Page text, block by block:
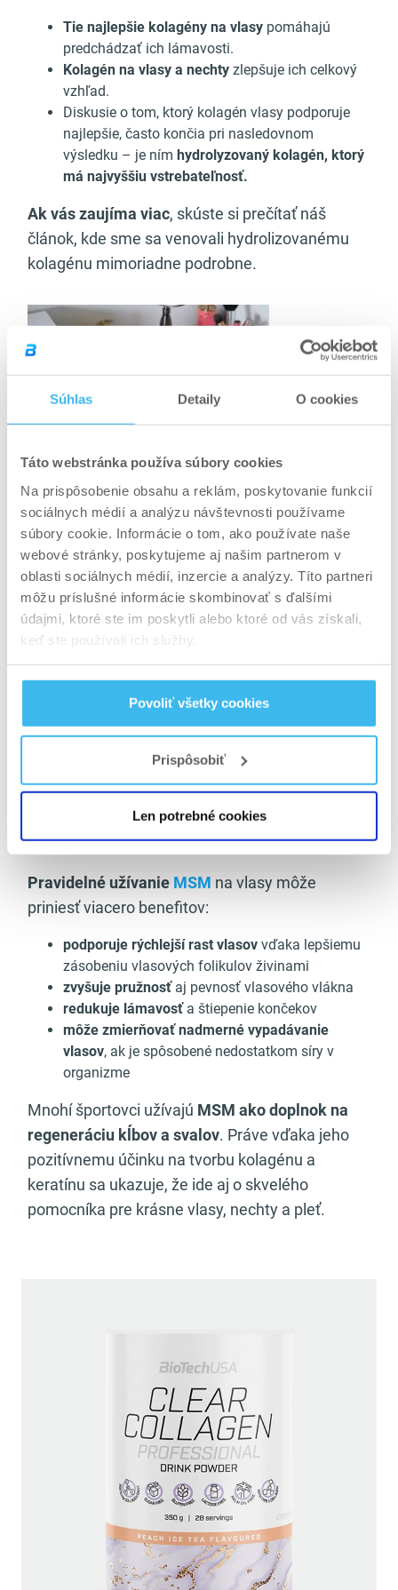
Súhlas Detaily O cookies
Táto webstránka používa súbory cookies
Na prispôsobenie obsahu a reklám, poskytovanie funkcií
sociálnych médií a analýzu návštevnosti používame
súbory cookie. Informácie o tom, ako používate naše
webové stránky, poskytujeme aj našim partnerom v
oblasti sociálnych médií, inzercie a analýzy. Títo partneri
môžu príslušné informácie skombinovať s ďalšími
údajmi, ktoré ste im poskytli alebo ktoré od vás získali,
keď ste používali ich služby.
Povoliť všetky cookies
Prispôsobiť
Len potrebné cookies
Tie najlepšie kolagény na vlasy pomáhajú
predchádzať ich lámavosti.
Kolagén na vlasy a nechty zlepšuje ich celkový
vzhľad.
Diskusie o tom, ktorý kolagén vlasy podporuje
najlepšie, často končia pri nasledovnom
výsledku – je ním hydrolyzovaný kolagén, ktorý
má najvyššiu vstrebateľnosť.
Ak vás zaujíma viac, skúste si prečítať náš
článok, kde sme sa venovali hydrolizovanému
kolagénu mimoriadne podrobne.
Odporúčaný článok
TIPY NA VÝŽIVOVÉ DOPLNKY
Všetko, čo potrebujete vedieť o
hydrolyzovanom kolagéne
MSM na vlasy: síra ako
tajná zbraň pre pevnosť a
rast
MSM (metylsulfonylmetán) je prírodná zlúčenina
síry, ktorá sa čoraz častejšie spomína v súvislosti
základnou stavebnou zložkou keratínu,
bielkoviny, z ktorej sa vlasy skladajú.
dostatočného príjmu síry sa keratín tvorí oveľa
– čo vedie k tomu, že vlasy sú slabšie,
tenšie a lámavejšie.
Pravidelné užívanie MSM na vlasy môže
priniesť viacero benefitov:
podporuje rýchlejší rast vlasov vďaka lepšiemu
zásobeniu vlasových folikulov živinami
zvyšuje pružnosťaj pevnosť vlasového vlákna
redukuje lámavosťa štiepenie končekov
môže zmierňovať nadmerné vypadávanie
vlasov, ak je spôsobené nedostatkom síry v
organizme
Mnohí športovci užívajú MSM ako doplnok na
regeneráciu kĺbov a svalov. Práve vďaka jeho
pozitívnemu účinku na tvorbu kolagénu a
keratínu sa ukazuje, že ide aj o skvelého
pomocníka pre krásne vlasy, nechty a pleť.